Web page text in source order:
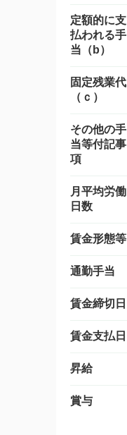
定額的に支
払われる手
当（b）
固定残業代
（ｃ）
その他の手
当等付記事
項
月平均労働
日数
賃金形態等
通勤手当
賃金締切日
賃金支払日
昇給
賞与